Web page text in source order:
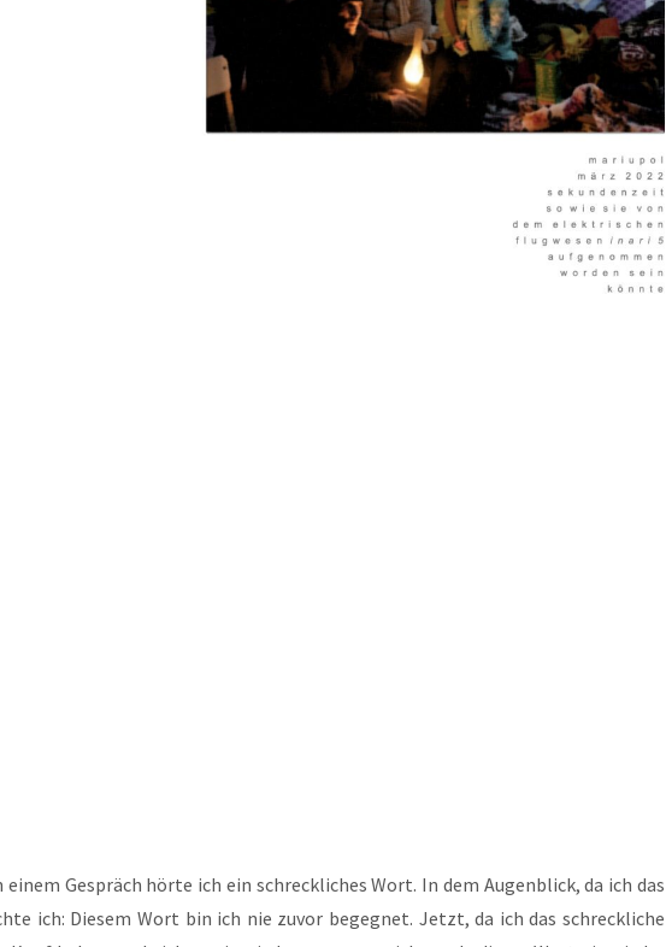
einem Gespräch hör­te ich ein schreck­li­ches Wort. In dem Augen­blick, da ich das
ich: Die­sem Wort bin ich nie zuvor begeg­net. Jetzt, da ich das schreck­li­che